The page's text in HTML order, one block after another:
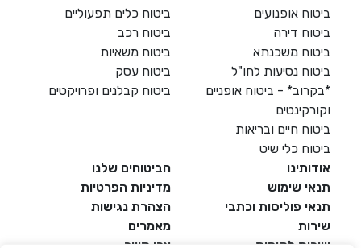
ביטוח אופנועים
ביטוח דירה
ביטוח משכנתא
ביטוח נסיעות לחו"ל
*בקרוב* - ביטוח אופניים
וקורקינטים
ביטוח כלים תפעוליים
ביטוח רכב
ביטוח משאיות
ביטוח עסק
ביטוח קבלנים ופרויקטים
ביטוח חיים ובריאות
ביטוח כלי שיט
אודותינו
תנאי שימוש
תנאי פוליסות וכתבי
שירות
הביטוחים שלנו
מדיניות הפרטיות
הצהרת נגישות
מאמרים
טקסט